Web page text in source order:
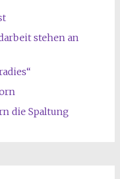
stehen an
die Spaltung